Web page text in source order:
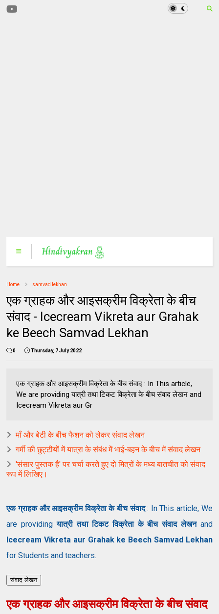
Home samvad lekhan
एक ग्राहक और आइसक्रीम विक्रेता के बीच
संवाद - Icecream Vikreta aur Grahak
ke Beech Samvad Lekhan
0 Thursday, 7 July 2022
एक ग्राहक और आइसक्रीम विक्रेता के बीच संवाद : In This article,
We are providing यात्री तथा टिकट विक्रेता के बीच संवाद लेखन and
Icecream Vikreta aur Gr
माँ और बेटी के बीच फैशन को लेकर संवाद लेखन
गर्मी की छुट्टीयों में यात्रा के संबंध में भाई-बहन के बीच में संवाद लेखन
'संसार पुस्तक है' पर चर्चा करते हुए दो मित्रों के मध्य बातचीत को संवाद
रूप में लिखिए।
एक ग्राहक और आइसक्रीम विक्रेता के बीच संवाद: In This article, We
are providingयात्री तथा टिकट विक्रेता के बीच संवाद लेखनand
Icecream Vikreta aur Grahak ke Beech Samvad Lekhan
for Students and teachers.
संवाद लेखन
एक ग्राहक और आइसक्रीम विक्रेता के बीच संवाद